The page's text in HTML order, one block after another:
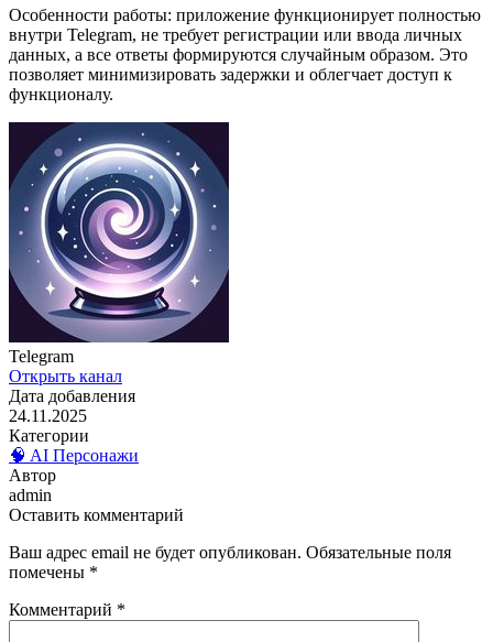
Особенности работы: приложение функционирует полностью
внутри Telegram, не требует регистрации или ввода личных
данных, а все ответы формируются случайным образом. Это
позволяет минимизировать задержки и облегчает доступ к
функционалу.
Telegram
Открыть канал
Дата добавления
24.11.2025
Категории
🧠 AI Персонажи
Автор
admin
Оставить комментарий
Ваш адрес email не будет опубликован. Обязательные поля
помечены *
Комментарий *